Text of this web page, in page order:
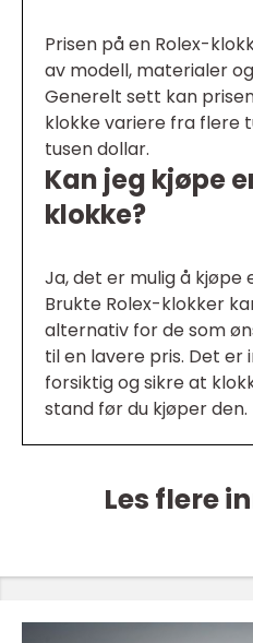
Prisen på en Rolex-
av modell, materialer
Generelt sett kan
klokke variere fra flere
tusen dollar.
Kan jeg kjøpe
klokke?
Ja, det er mulig å kjøpe
Brukte Rolex-klokker
alternativ for de som
til en lavere pris. Det
forsiktig og sikre at
stand før du kjøper den.
Les flere